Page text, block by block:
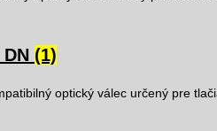
(1)
optický válec určený pre